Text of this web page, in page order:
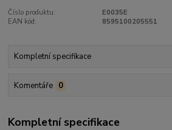
Číslo produktu:
E0035E
EAN kód:
8595100205551
Kompletní specifikace
Komentáře 0
Kompletní specifikace